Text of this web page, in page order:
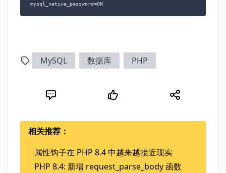
mysql_native_password=ON
MySQL 数据库 PHP
相关推荐：
属性钩子在 PHP 8.4 中越来越接近现实
PHP 8.4: 新增 request_parse_body 函数